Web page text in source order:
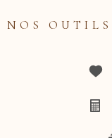
NOS OUTILS